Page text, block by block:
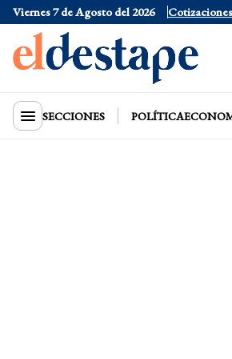
Viernes 7 de Agosto del 2026 Cotizaciones
Dólar Oficial $1520 Dólar
SECCIONES POLÍTICA